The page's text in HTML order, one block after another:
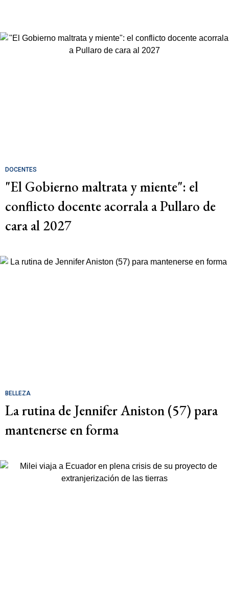
DOCENTES
"El Gobierno maltrata y miente": el
conflicto docente acorrala a Pullaro de
cara al 2027
BELLEZA
La rutina de Jennifer Aniston (57) para
mantenerse en forma